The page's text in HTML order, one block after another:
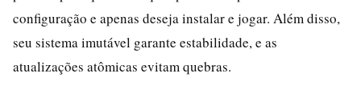
configuração e apenas deseja instalar e jogar. Além disso,
seu sistema imutável garante estabilidade, e as
atualizações atômicas evitam quebras.